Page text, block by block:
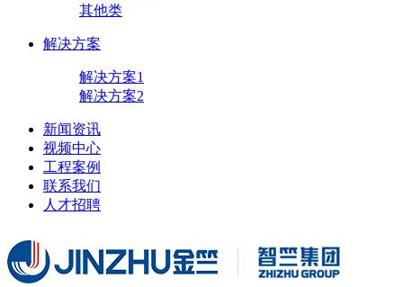
其他类
解决方案
解决方案1
解决方案2
新闻资讯
视频中心
工程案例
联系我们
人才招聘